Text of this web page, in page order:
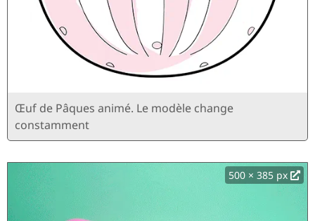
Œuf de Pâques animé. Le modèle change
constamment
500 × 385 px